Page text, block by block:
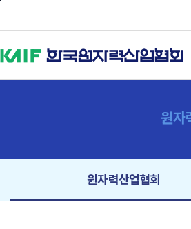
원자
원자력산업협회